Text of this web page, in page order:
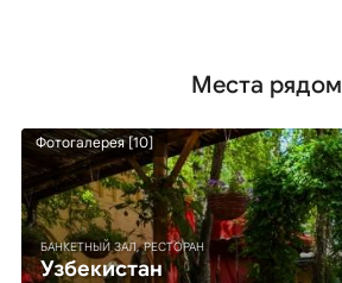
Места рядом
Фотогалерея [10]
БАНКЕТНЫЙ ЗАЛ, РЕСТОРАН
Узбекистан